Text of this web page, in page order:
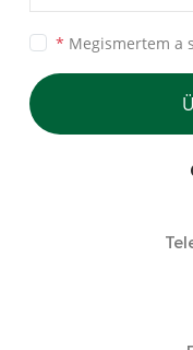
* Megismertem a